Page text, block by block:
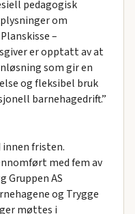
pedagogisk
om
–
er opptatt av at
som gir en
og fleksibel bruk
barnehagedrift.”
fristen.
med fem av
Gruppen AS
og Trygge
møttes i